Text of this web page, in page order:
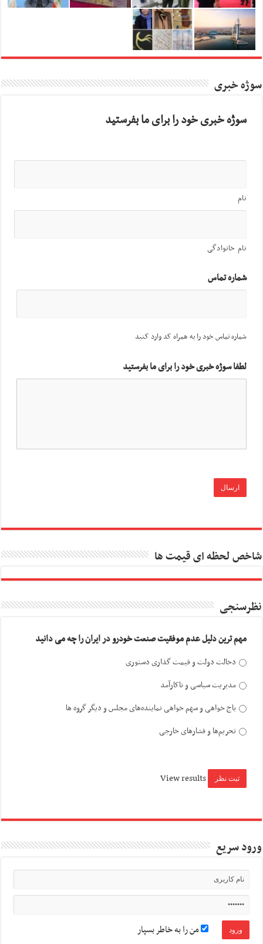
سوژه خبری
سوژه خبری خود را برای ما بفرستید
نام
نام خانوادگی
شماره تماس
شماره تماس خود را به همراه کد وارد کنید
لطفا سوژه خبری خود را برای ما بفرستید
شاخص لحظه ای قیمت ها
نظرسنجی
مهم ترین دلیل عدم موفقیت صنعت خودرو در ایران را چه می دانید
دخالت دولت و قیمت گذاری دستوری
مدیریت سیاسی و ناکارآمد
باج خواهی و سهم خواهی نماینده‌های مجلس و دیگر گروه ها
تحریم‌ها و فشارهای خارجی
View results
ورود سریع
من را به خاطر بسپار